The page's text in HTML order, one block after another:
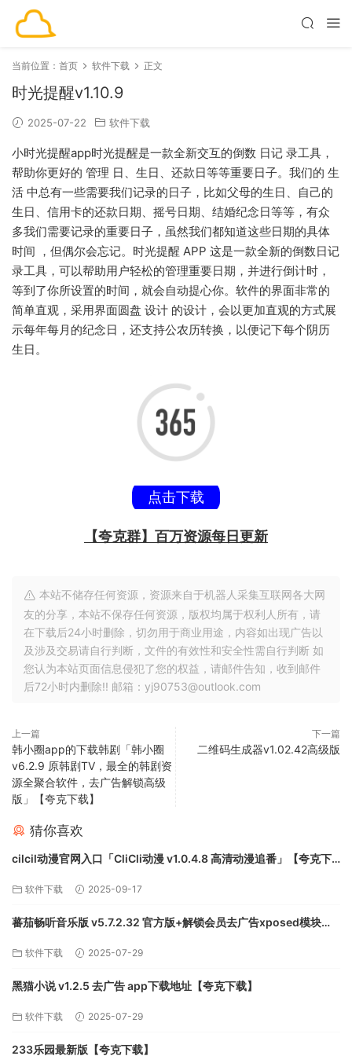
当前位置： 首页 软件下载 正文
时光提醒v1.10.9
2025-07-22 软件下载
小时光提醒app时光提醒是一款全新交互的倒数 日记 录工具，
帮助你更好的 管理 日、生日、还款日等等重要日子。我们的 生
活 中总有一些需要我们记录的日子，比如父母的生日、自己的
生日、信用卡的还款日期、摇号日期、结婚纪念日等等，有众
多我们需要记录的重要日子，虽然我们都知道这些日期的具体
时间 ，但偶尔会忘记。时光提醒 APP 这是一款全新的倒数日记
录工具，可以帮助用户轻松的管理重要日期，并进行倒计时，
等到了你所设置的时间，就会自动提心你。软件的界面非常的
简单直观，采用界面圆盘 设计 的设计，会以更加直观的方式展
示每年每月的纪念日，还支持公农历转换，以便记下每个阴历
生日。
点击下载
【夸克群】百万资源每日更新
本站不储存任何资源，资源来自于机器人采集互联网各大网
友的分享，本站不保存任何资源，版权均属于权利人所有，请
在下载后24小时删除，切勿用于商业用途，内容如出现广告以
及涉及交易请自行判断，文件的有效性和安全性需自行判断 如
您认为本站页面信息侵犯了您的权益，请邮件告知，收到邮件
后72小时内删除!! 邮箱：yj90753@outlook.com
上一篇
韩小圈app的下载韩剧「韩小圈
v6.2.9 原韩剧TV，最全的韩剧资
源全聚合软件，去广告解锁高级
版」【夸克下载】
下一篇
二维码生成器v1.02.42高级版
猜你喜欢
cilcil动漫官网入口「CliCli动漫 v1.0.4.8 高清动漫追番」【夸克下
软件下载 2025-09-17
蕃茄畅听音乐版 v5.7.2.32 官方版+解锁会员去广告xposed模块
软件下载 2025-07-29
黑猫小说 v1.2.5 去广告 app下载地址【夸克下载】
软件下载 2025-07-29
233乐园最新版【夸克下载】